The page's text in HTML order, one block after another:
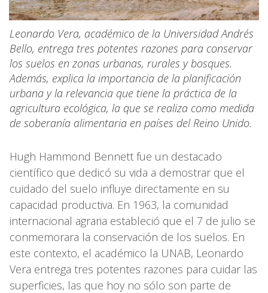
Leonardo Vera, académico de la Universidad Andrés
Bello, entrega tres potentes razones para conservar
los suelos en zonas urbanas, rurales y bosques.
Además, explica la importancia de la planificación
urbana y la relevancia que tiene la práctica de la
agricultura ecológica, la que se realiza como medida
de soberanía alimentaria en países del Reino Unido.
Hugh Hammond Bennett fue un destacado
científico que dedicó su vida a demostrar que el
cuidado del suelo influye directamente en su
capacidad productiva. En 1963, la comunidad
internacional agraria estableció que el 7 de julio se
conmemorara la conservación de los suelos. En
este contexto, el académico la UNAB, Leonardo
Vera entrega tres potentes razones para cuidar las
superficies, las que hoy no sólo son parte de